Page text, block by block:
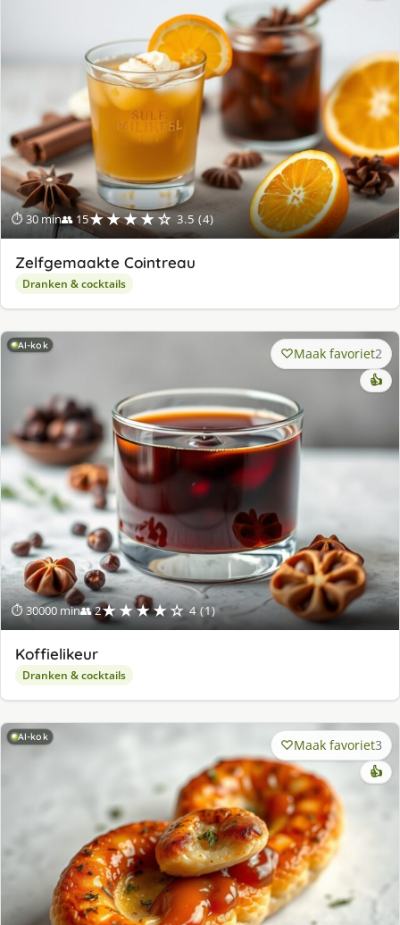
⏱ 30 min👥 15★★★★☆ 3.5 (4)
Zelfgemaakte Cointreau
Dranken & cocktails
AI-kok
⏱ 30000 min👥 2★★★★☆ 4 (1)
Maak favoriet2
👍
Koffielikeur
Dranken & cocktails
AI-kok Maak favoriet3
👍